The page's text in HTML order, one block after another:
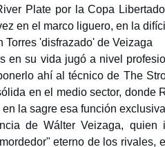
Plate por la Copa
en el marco liguero, en la
Torres 'disfrazado' de Veizaga
en su vida jugó a nivel
ahí al técnico de The
en el medio sector, donde
la sagre esa función
de Wálter Veizaga,
eterno de los rivales,